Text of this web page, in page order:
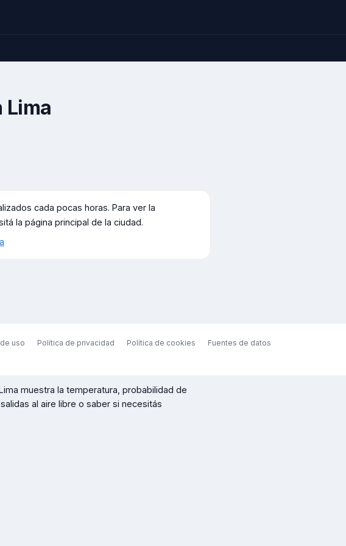
Lima
cada pocas horas. Para ver la
la página principal de la ciudad.
uso Política de privacidad Política de cookies Fuentes de datos
muestra la temperatura, probabilidad de
al aire libre o saber si necesitás